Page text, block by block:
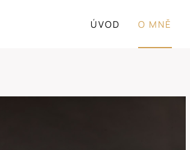
ÚVOD O MNĚ